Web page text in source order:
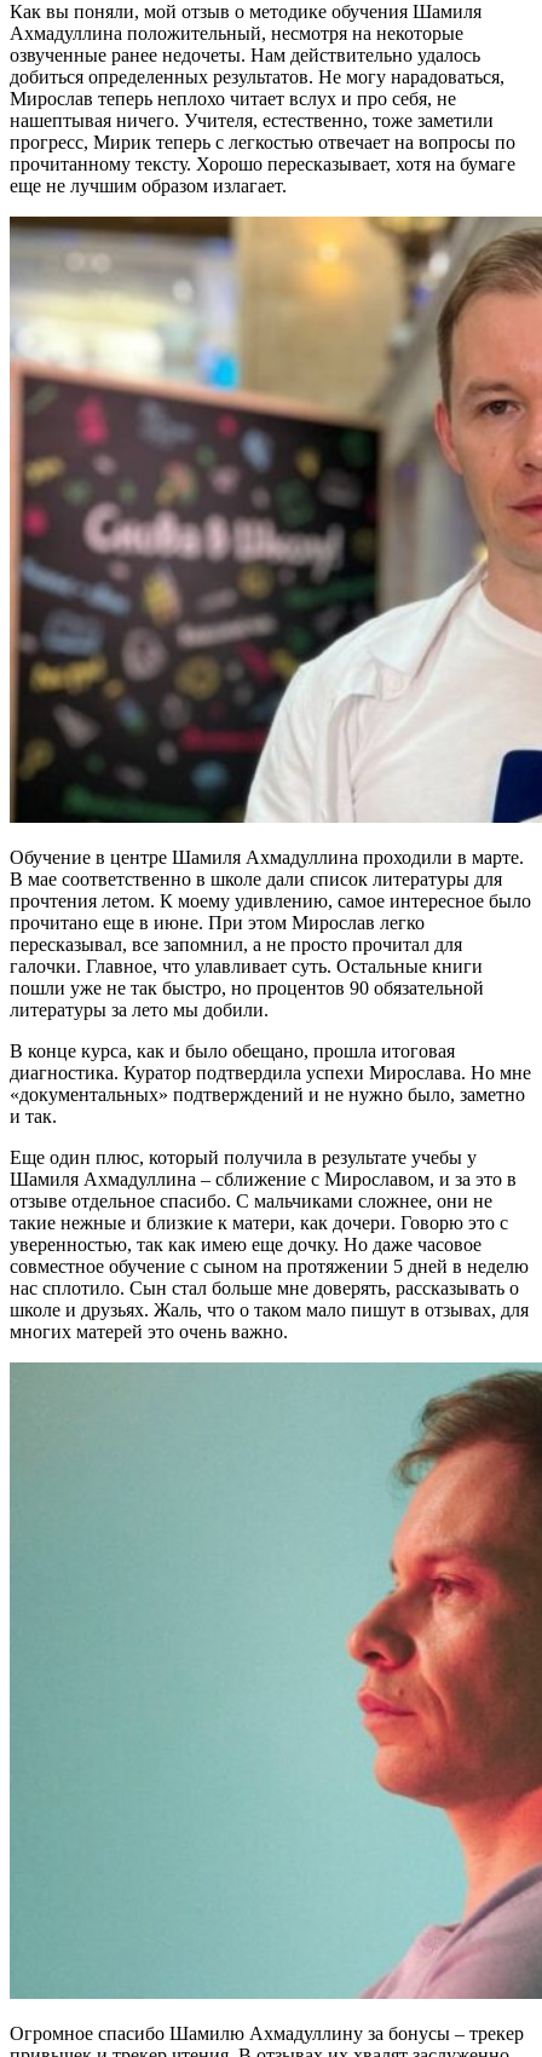
Как вы поняли, мой отзыв о методике обучения Шамиля
Ахмадуллина положительный, несмотря на некоторые
озвученные ранее недочеты. Нам действительно удалось
добиться определенных результатов. Не могу нарадоваться,
Мирослав теперь неплохо читает вслух и про себя, не
нашептывая ничего. Учителя, естественно, тоже заметили
прогресс, Мирик теперь с легкостью отвечает на вопросы по
прочитанному тексту. Хорошо пересказывает, хотя на бумаге
еще не лучшим образом излагает.
Обучение в центре Шамиля Ахмадуллина проходили в марте.
В мае соответственно в школе дали список литературы для
прочтения летом. К моему удивлению, самое интересное было
прочитано еще в июне. При этом Мирослав легко
пересказывал, все запомнил, а не просто прочитал для
галочки. Главное, что улавливает суть. Остальные книги
пошли уже не так быстро, но процентов 90 обязательной
литературы за лето мы добили.
В конце курса, как и было обещано, прошла итоговая
диагностика. Куратор подтвердила успехи Мирослава. Но мне
«документальных» подтверждений и не нужно было, заметно
и так.
Еще один плюс, который получила в результате учебы у
Шамиля Ахмадуллина – сближение с Мирославом, и за это в
отзыве отдельное спасибо. С мальчиками сложнее, они не
такие нежные и близкие к матери, как дочери. Говорю это с
уверенностью, так как имею еще дочку. Но даже часовое
совместное обучение с сыном на протяжении 5 дней в неделю
нас сплотило. Сын стал больше мне доверять, рассказывать о
школе и друзьях. Жаль, что о таком мало пишут в отзывах, для
многих матерей это очень важно.
Огромное спасибо Шамилю Ахмадуллину за бонусы – трекер